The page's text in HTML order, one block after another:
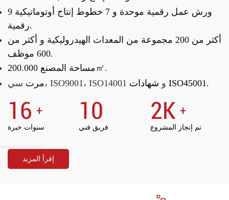
9 ورش عمل رقمية موحدة و
7 خطوط إنتاج أوتوماتيكية
رقمية.
أكثر من 200 مجموعة من المعدات الهيدروليكية و أكثر من
600 موظف.
مساحة المصنع 200.000㎡.
مرت
سي، ISO9001، ISO14001 و شهادات ISO45001.
16 +
سنوات خبرة
10
فريق فني
2K +
تم إنجاز المشروع
إقرأ المزيد